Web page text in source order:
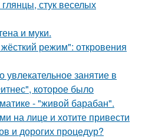
стук веселых
и муки.
режим": откровения
занятие в
которое было
- "живой барабан".
на лице и хотите привести
и дорогих процедур?